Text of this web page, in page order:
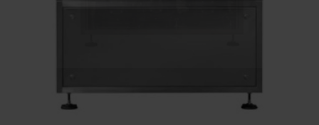
BOX LC-HT 6X6